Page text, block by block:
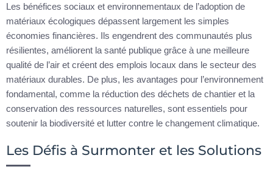
Les bénéfices sociaux et environnementaux de l’adoption de
matériaux écologiques dépassent largement les simples
économies financières. Ils engendrent des communautés plus
résilientes, améliorent la santé publique grâce à une meilleure
qualité de l’air et créent des emplois locaux dans le secteur des
matériaux durables. De plus, les avantages pour l’environnement
fondamental, comme la réduction des déchets de chantier et la
conservation des ressources naturelles, sont essentiels pour
soutenir la biodiversité et lutter contre le changement climatique.
Les Défis à Surmonter et les Solutions